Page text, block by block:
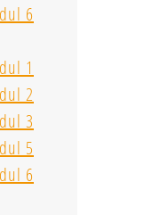
6
1
2
3
5
6